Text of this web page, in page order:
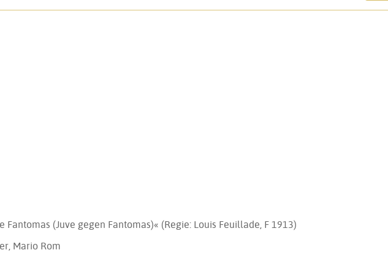
Fantomas (Juve gegen Fantomas)« (Regie: Louis Feuillade, F 1913)
Mario Rom